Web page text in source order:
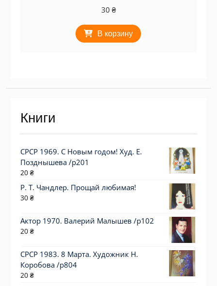
30 ₴
В корзину
Книги
СРСР 1969. С Новым годом! Худ. Е.
Позднышева /р201
20 ₴
Р. Т. Чандлер. Прощай любимая!
30 ₴
Актор 1970. Валерий Малышев /p102
20 ₴
СРСР 1983. 8 Марта. Художник Н.
Коробова /р804
20 ₴